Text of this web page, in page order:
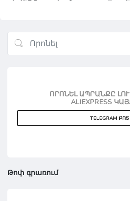
ՈՐՈՆԵԼ ԱՊՐԱՆՔԸ
ALIEXPRESS
TELEGRAM ԲՈՏ
Թոփ գրառում